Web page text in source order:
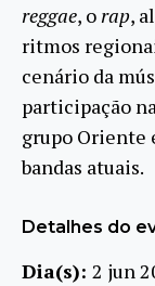
reggae, orap,
ritmos
cenário da
participação
grupo Oriente
bandas atuais.
Detalhes do
Dia(s): 2 jun